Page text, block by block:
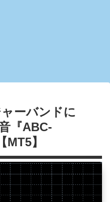
ャーバンドに
『ABC-
】